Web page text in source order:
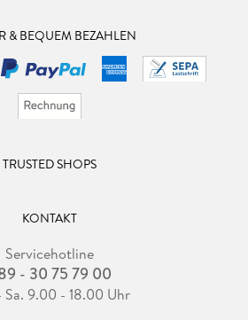
& BEQUEM BEZAHLEN
TRUSTED SHOPS
KONTAKT
Servicehotline
- 30 75 79 00
Sa. 9.00 - 18.00 Uhr